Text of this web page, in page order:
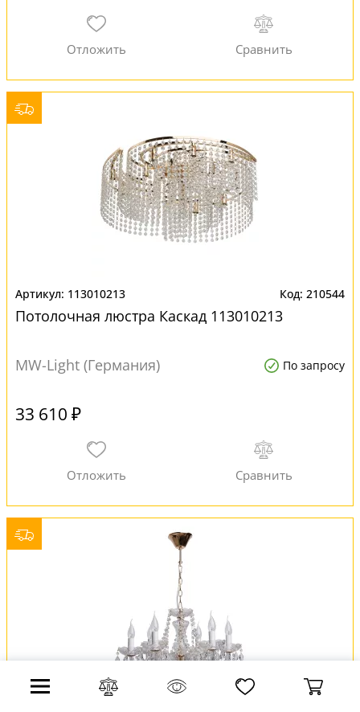
113010213 210544
Потолочная люстра Каскад 113010213
MW-Light (Германия) По запросу
33 610 ₽